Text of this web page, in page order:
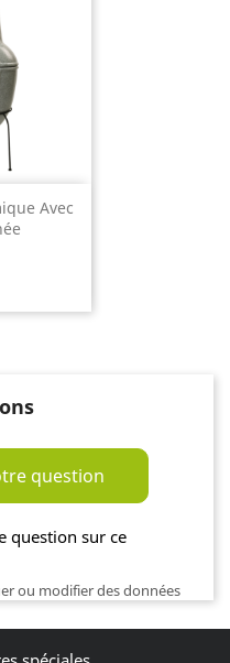
Avec
question
question sur ce
ou modifier des données